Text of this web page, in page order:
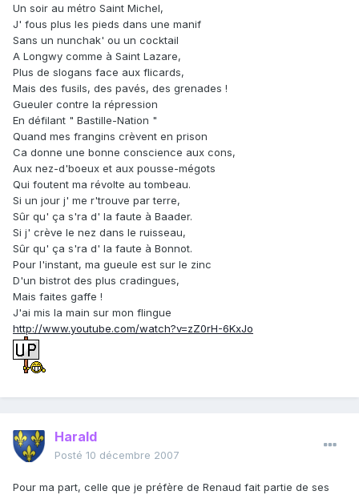
Un soir au métro Saint Michel,
J' fous plus les pieds dans une manif
Sans un nunchak' ou un cocktail
A Longwy comme à Saint Lazare,
Plus de slogans face aux flicards,
Mais des fusils, des pavés, des grenades !
Gueuler contre la répression
En défilant " Bastille-Nation "
Quand mes frangins crèvent en prison
Ca donne une bonne conscience aux cons,
Aux nez-d'boeux et aux pousse-mégots
Qui foutent ma révolte au tombeau.
Si un jour j' me r'trouve par terre,
Sûr qu' ça s'ra d' la faute à Baader.
Si j' crève le nez dans le ruisseau,
Sûr qu' ça s'ra d' la faute à Bonnot.
Pour l'instant, ma gueule est sur le zinc
D'un bistrot des plus cradingues,
Mais faites gaffe !
J'ai mis la main sur mon flingue
http://www.youtube.com/watch?v=zZ0rH-6KxJo
Harald
Posté 10 décembre 2007
Pour ma part, celle que je préfère de Renaud fait partie de ses